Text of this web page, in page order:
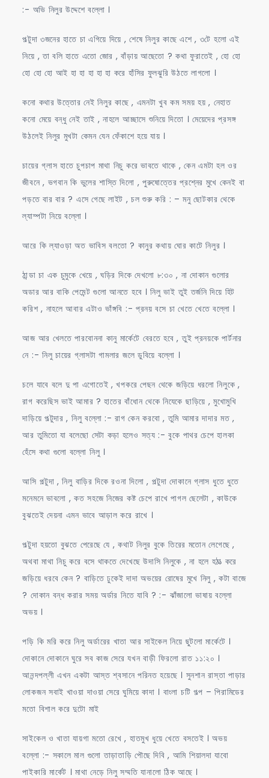
:- অভি নিলুর উদ্দেশে বল্লো ।
পল্টুদা ৩জনের হাতে চা এগিয়ে দিয়ে , শেষে নিলুর কাছে এশে , ৩টে হলো এই
নিয়ে , তা বলি হাতে এতো জোর , বাঁড়ায় আছেতো ? কথা ফুরাতেই , হো হো
হো হো হো আই হা হা হা হা হা করে হাঁসির ফুলঝুরি উঠতে লাগলো ।
কনো কথার উত্তোর নেই নিলুর কাছে , এমনটা খুব কম সময় হয় , নেহাত
কনো মেয়ে বন্ধু নেই তাই , নাহলে আচ্ছাসে শুনিয়ে দিতো । মেয়েদের প্রসঙ্গ
উঠলেই নিলুর মুখটা কেমন যেন ফেঁকাশে হয়ে যায় ।
চায়ের গ্লাস হাতে চুপচাপ মাথা নিচু করে ভাবতে থাকে , কেন এমটা হল ওর
জীবনে , ভগবান কি ভুলের শাস্তি দিলো , পুরুষোত্তের প্রশ্নের মুখে কেনই বা
পড়তে বার বার ? এসে গেছে লাইট , চল শুরু করি : – মনু ছোটকার থেকে
ল্যাম্পটা নিয়ে বল্লো ।
আরে কি ল্যাওড়া অত ভাবিস বলতো ? কানুর কথায় ঘোর কাটে নিলুর ।
ঠান্ডা চা এক চুমুকে খেয়ে , ঘড়ির দিকে দেখলো ৮:৩০ , না দোকান গুলোর
অডার আর বাকি পেমেন্ট গুলো আনতে হবে । নিলু ভাই তুই তর্জনি দিয়ে হিট
করিশ , নাহলে আবার এটাও ভাঁঙ্গবি :- প্রনয় বসে চা খেতে খেতে বল্লো ।
আজ আর খেলতে পারবোননা কানু মার্কেটে বেরতে হবে , তুই প্রনয়কে পার্টনার
নে :- নিলু চায়ের গ্লাসটা গামলার জলে ডুবিয়ে বল্লো ।
চলে যাবে বলে দু পা এগোতেই , খপকরে পেছন থেকে জড়িয়ে ধরলো নিলুকে ,
রাগ করেছিস ভাই আমার ? হাতের বাঁধোন থেকে নিযেকে ছাড়িয়ে , মুখোমুখি
দাড়িয়ে পল্টুদার , নিলু বল্লো :- রাগ কেন করবো , তুমি আমার দাদার মত ,
আর তুমিতো যা বলেছো সেটা কড়া হলেও সত্য :- বুকে পাথর চেপে হালকা
হেঁসে কথা গুলো বল্লো নিলু ।
আসি পল্টুদা , নিলু বাড়ির দিকে রওনা দিলো , পল্টুদা দোকানে গ্লাস ধুতে ধুতে
মনেমনে ভাবলো , কত সহজে নিজের কষ্ট চেপে রাখে পাগল ছেলেটা , কাউকে
বুঝতেই দেয়না এমন ভাবে আড়াল করে রাখে ।
পল্টুদা হয়তো বুঝতে পেরেছে যে , কথাট নিলুর বুকে তিরের মতোন লেগেছে ,
অথবা মাথা নিচু করে বসে থাকতে দেখেছে উদাসি নিলুকে , না হলে হঠাত্‍ করে
জড়িয়ে ধরবে কেন ? বাড়িতে ঢুকেই দাদা অভয়ের রোষের মুখে নিলু , কটা বাজে
? দোকান বন্ধ করার সময় অর্ডার নিতে যাবি ? :- ঝাঁজালো ভাষায় বল্লো
অভয় ।
পড়ি কি মরি করে নিলু অর্ডারের খাতা আর সাইকেল নিয়ে ছুটলো মার্কেটে ।
দোকানে দোকানে ঘুরে সব কাজ সেরে যখন বাড়ী ফিরলো রাত ১১:২০ ।
আনন্দপল্লী এখন একটা আস্ত শ্বসানে পরিনত হয়েছে । সুনশান রাস্তা পাড়ার
লোকজন সবাই খাওয়া দাওয়া সেরে ঘুমিয়ে কাদা । বাংলা চটি গল্প – পিরামিডের
মতো বিশাল করে দুটো মাই
সাইকেল ও খাতা যায়গা মতো রেখে , হাতমুখ ধুয়ে খেতে বসতেই । অভয়
বল্লো :- সকালে মাল গুলো তাড়াতাড়ি পৌছে দিবি , আমি শিয়ালদা যাবো
পাইকারি মার্কেট । মাথা নেড়ে নিলু সম্মতি যানালো ঠিক আছে ।